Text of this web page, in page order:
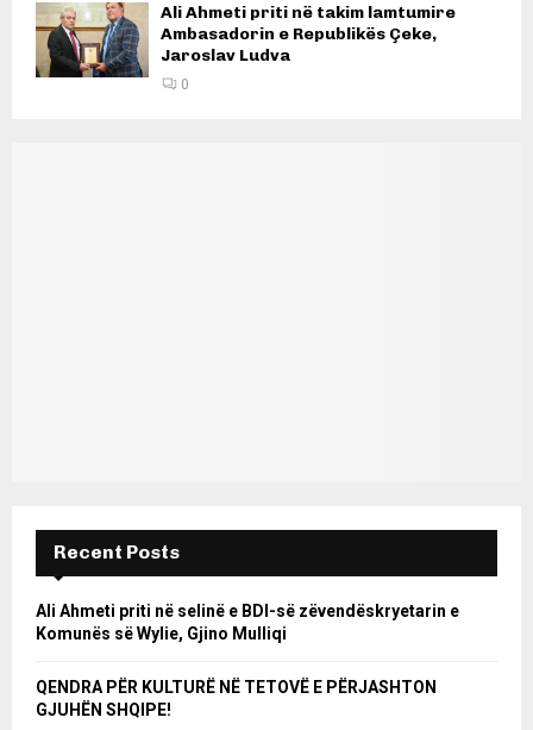
Ali Ahmeti priti në takim lamtumire
Ambasadorin e Republikës Çeke,
Jaroslav Ludva
0
Recent Posts
Ali Ahmeti priti në selinë e BDI-së zëvendëskryetarin e
Komunës së Wylie, Gjino Mulliqi
QENDRA PËR KULTURË NË TETOVË E PËRJASHTON
GJUHËN SHQIPE!